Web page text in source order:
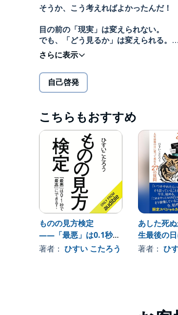
そうか、こう考えればよかったんだ！
目の前の「現実」は変えられない。
でも、「どう見るか」は変えられる。
最近ツイてない、仕事で成果が出ない
誕生日なのに誰からも誘われない、
人生には、面白くないことが、たくさ
たしかに、起きてしまった「できごと
けれども、それをどう解釈するかで、
そう、解釈ひとつで、今いる世界を、
です。
この本は、日常によくあるシーンに落
その視点の持ち方を70個ご用意してい
読み終わるころには、あなたは大空を
俯瞰して自分の人生を眺められるよう
DL特典「あなたの世界をガラリと変え
ネガティブな状況に陥ったときに思い
スペシャルな「しつもん」をご用意し
※本書は『あなたの人生がつまらない
この世界が変わる70の答え』を再編集
©2024 Kotaro Hisui (P)2020 Discover
自己啓発
こちらもおすすめ
ものの見方検定
――「最悪」は0.1秒で
「最高」にできる!
著者： ひすい こたろう
あした死
生最後の
ねる27の
著者： ひ